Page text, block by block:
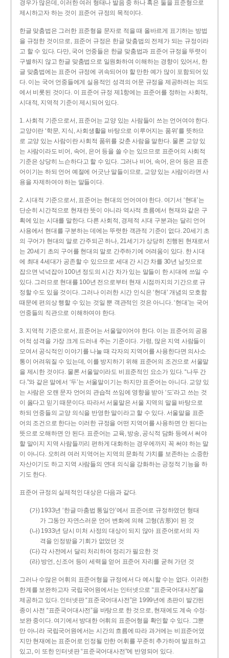
경우가 많은데, 이러한 여러 형태나 발음 중 하나 혹은 둘을 표준형으로
제시하고자 하는 것이 표준어 규정의 목적이다.
한글 맞춤법은 그러한 표준형을 문자로 적을 때 올바르게 표기하는 방법
을 규정한 것이므로, 표준어 규정은 한글 맞춤법의 전제가 되는 규정이라
고 할 수 있다. 다만, 국어 언중들은 한글 맞춤법과 표준어 규정을 뚜렷이
구별하지 않고 한글 맞춤법으로 일원화하여 이해하는 경향이 있어서, 한
글 맞춤법에는 표준어 규정에 귀속되어야 할 만한 예가 많이 포함되어 있
다. 이는 국어 언중들에게 실용적인 성격의 어문 규정을 제공하려는 의도
에서 비롯된 것이다. 이 표준어 규정 제1항에는 표준어를 정하는 사회적,
시대적, 지역적 기준이 제시되어 있다.
1. 사회적 기준으로서, 표준어는 교양 있는 사람들이 쓰는 언어여야 한다.
교양이란 ‘학문, 지식, 사회생활을 바탕으로 이루어지는 품위’를 뜻하므
로 교양 있는 사람이란 사회적 품위를 갖춘 사람을 말한다. 물론 교양 있
는 사람이라도 비어, 속어, 은어 등을 쓸 수는 있으므로 표준어의 사회적
기준은 상당히 느슨하다고 할 수 있다. 그러나 비어, 속어, 은어 등은 표준
어이기는 하되 언어 예절에 어긋난 말들이므로, 교양 있는 사람이라면 사
용을 자제하여야 하는 말들이다.
2. 시대적 기준으로서, 표준어는 현대의 언어여야 한다. 여기서 ‘현대’는
단순히 시간적으로 현재란 뜻이 아니라 역사적 흐름에서 현재와 같은 구
획에 있는 시대를 말한다. 다른 사회적, 경제적 시대 구분과는 달리 언어
사용에서 현대를 구분하는 데에는 뚜렷한 객관적 기준이 없다. 20세기 초
의 구어가 현대의 말로 간주되곤 하나, 21세기가 상당히 진행된 현재로서
는 20세기 초의 구어를 현대의 말로 간주하기에 어려움이 있다. 한 시대
에 최대 4세대가 공존할 수 있으므로 세대 간 시간 차를 30년 남짓으로
잡으면 넉넉잡아 100년 정도의 시간 차가 있는 말들이 한 시대에 쓰일 수
있다. 그러므로 현대를 100년 전으로부터 현재 시점까지의 기간으로 규
정할 수도 있을 것이다. 그러나 이러한 시간 인식은 ‘현대’ 개념의 모호함
때문에 편의상 행할 수 있는 것일 뿐 객관적인 것은 아니다. ‘현대’는 국어
언중들의 직관으로 이해하여야 한다.
3. 지역적 기준으로서, 표준어는 서울말이어야 한다. 이는 표준어의 공용
어적 성격을 가장 크게 드러내 주는 기준이다. 가령, 많은 지역 사람들이
모여서 공식적인 이야기를 나눌 때 각자의 지역어를 사용한다면 의사소
통이 어려워질 수 있는데, 이를 방지하기 위해 표준어의 조건으로 서울말
을 제시한 것이다. 물론 서울말이라도 비표준적인 요소가 있다. “나두 간
다.”와 같은 말에서 ‘두’는 서울말이기는 하지만 표준어는 아니다. 교양 있
는 사람은 오랜 문자 언어의 관습적 쓰임에 영향을 받아 ‘도’라고 쓰는 것
이 옳다고 믿기 때문이다. 따라서 서울말은 서울 지역의 말을 바탕으로
하되 언중들의 교양 의식을 반영한 말이라고 할 수 있다. 서울말을 표준
어의 조건으로 한다는 이러한 규정을 어떤 지역어를 사용하면 안 된다는
뜻으로 오해하면 안 된다. 표준어는 교육, 방송, 공식적 담화 등에서 써야
할 말이지 지역 사람들끼리 편하게 대화하는 경우에까지 꼭 써야 하는 말
이 아니다. 오히려 여러 지역어는 지역의 문화적 가치를 보존하는 소중한
자산이기도 하고 지역 사람들의 연대 의식을 강화하는 긍정적 기능을 하
기도 한다.
표준어 규정의 실제적인 대상은 다음과 같다.
(가) 1933년 ‘한글 마춤법 통일안’에서 표준어로 규정하였던 형태
가 그동안 자연스러운 언어 변화에 의해 고형(古形)이 된 것
(나) 1933년 당시 미처 사정의 대상이 되지 않아 표준어로서의 자
격을 인정받을 기회가 없었던 것
(다) 각 사전에서 달리 처리하여 정리가 필요한 것
(라) 방언, 신조어 등이 세력을 얻어 표준어 자리를 굳혀 가던 것
그러나 수많은 어휘의 표준어형을 규정에서 다 예시할 수는 없다. 이러한
한계를 보완하고자 국립국어원에서는 인터넷으로 “표준국어대사전”을
제공하고 있다. 인터넷판 “표준국어대사전”은 1999년에 초판이 발간된
종이 사전 “표준국어대사전”을 바탕으로 한 것으로, 현재에도 계속 수정·
보완 중이다. 여기에서 방대한 어휘의 표준어형을 확인할 수 있다. 그뿐
만 아니라 국립국어원에서는 시간의 흐름에 따라 과거에는 비표준어였
지만 현재에는 표준어로 인정될 만한 어휘를 꾸준히 추가하여 발표하고
있고, 이 또한 인터넷판 “표준국어대사전”에 반영되어 있다.